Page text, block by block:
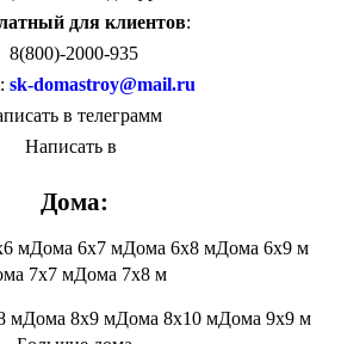
для клиентов:
8(800)-2000-935
: sk-domastroy@mail.ru
в телеграмм
Написать в
Дома:
мДома 6х7 мДома 6х8 мДома 6х9 м
7х7 мДома 7х8 м
мДома 8х9 мДома 8х10 мДома 9х9 м